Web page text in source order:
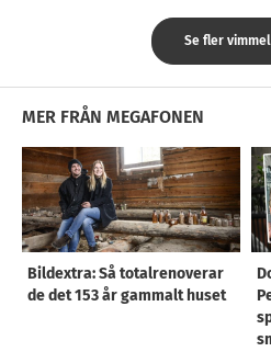
Se fler
MER FRÅN MEGAFONEN
Bildextra: Så totalrenoverar
de det 153 år gammalt huset